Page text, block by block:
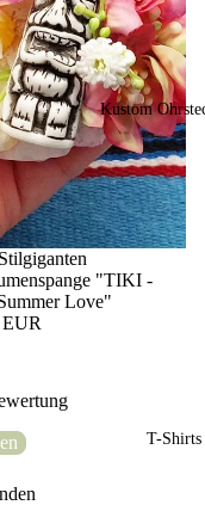
Kustom
T-
"TIKI -
Love"